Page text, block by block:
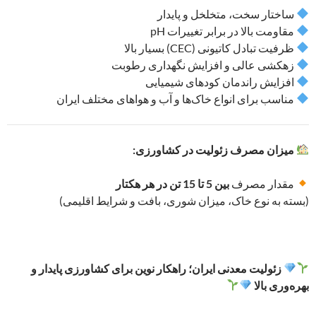
ساختار سخت، متخلخل و پایدار
مقاومت بالا در برابر تغییرات pH
ظرفیت تبادل کاتیونی (CEC) بسیار بالا
زهکشی عالی و افزایش نگهداری رطوبت
افزایش راندمان کودهای شیمیایی
مناسب برای انواع خاک‌ها و آب و هواهای مختلف ایران
میزان مصرف زئولیت در کشاورزی:
مقدار مصرفبین 5 تا 15 تن در هر هکتار
(بسته به نوع خاک، میزان شوری، بافت و شرایط اقلیمی)
زئولیت معدنی ایران؛ راهکار نوین برای کشاورزی پایدار و
بهره‌وری بالا